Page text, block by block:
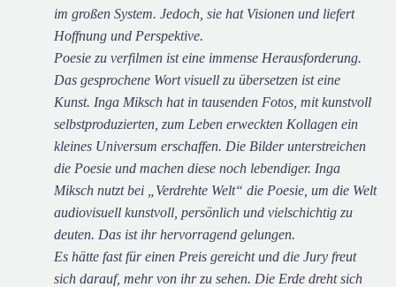
im großen System. Jedoch, sie hat Visionen und liefert
Hoffnung und Perspektive.
Poesie zu verfilmen ist eine immense Herausforderung.
Das gesprochene Wort visuell zu übersetzen ist eine
Kunst. Inga Miksch hat in tausenden Fotos, mit kunstvoll
selbstproduzierten, zum Leben erweckten Kollagen ein
kleines Universum erschaffen. Die Bilder unterstreichen
die Poesie und machen diese noch lebendiger. Inga
Miksch nutzt bei „Verdrehte Welt“ die Poesie, um die Welt
audiovisuell kunstvoll, persönlich und vielschichtig zu
deuten. Das ist ihr hervorragend gelungen.
Es hätte fast für einen Preis gereicht und die Jury freut
sich darauf, mehr von ihr zu sehen. Die Erde dreht sich